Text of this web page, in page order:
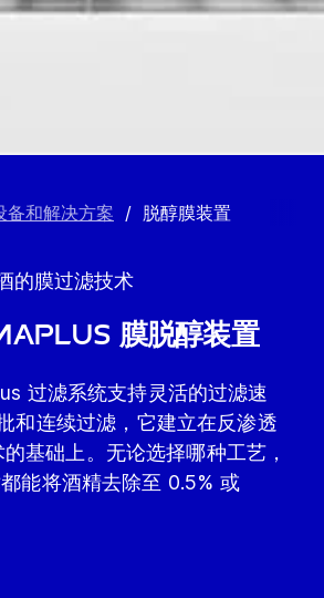
备和解决方案 / 脱醇膜装置
的膜过滤技术
膜脱醇装置
过滤系统支持灵活的过滤速
和连续过滤，它建立在反渗透
基础上。无论选择哪种工艺，
能将酒精去除至 0.5% 或